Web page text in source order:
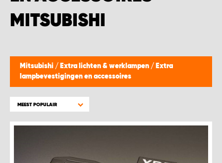
MITSUBISHI
Mitsubishi / Extra lichten & werklampen / Extra
lampbevestigingen en accessoires
MEEST POPULAIR
WORK SYSTEM BEST
WORK SYSTEM EVERDINGEN
WORK SYSTEM GORREDIJK
WORK SYSTEM GRONINGEN